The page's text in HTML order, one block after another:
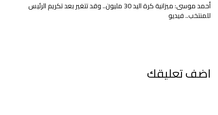
أحمد موسى: ميزانية كرة اليد 30 مليون.. وقد تتغير بعد تكريم الرئيس
للمنتخب.. فيديو
اضف تعليقك